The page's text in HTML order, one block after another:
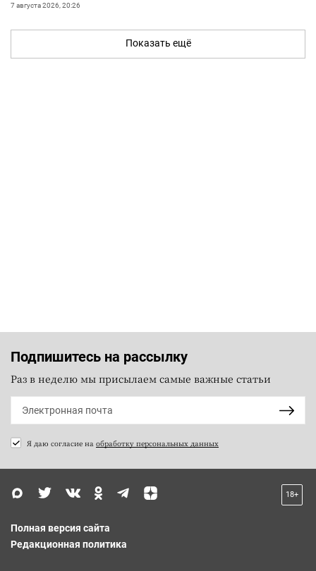
7 августа 2026, 20:26
Показать ещё
Подпишитесь на рассылку
Раз в неделю мы присылаем самые важные статьи
Я даю согласие на обработку персональных данных
18+
Полная версия сайта
Редакционная политика